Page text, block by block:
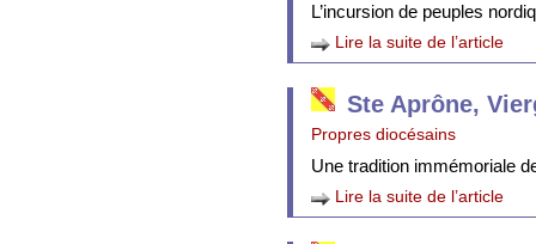
L’incursion de peuples
Lire la suite de l’article
Ste Aprône,
Propres diocésains
Une tradition immémoriale
Lire la suite de l’article